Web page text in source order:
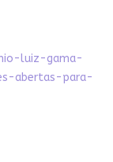
luiz-gama-
abertas-para-